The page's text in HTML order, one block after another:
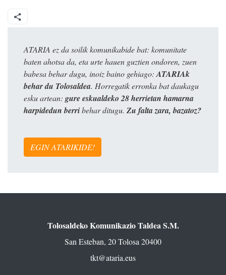
ATARIA ez da soilik komunikabide bat: komunitate
baten ahotsa da, eta urte hauen guztien ondoren, zuen
babesa behar dugu, inoiz baino gehiago:ATARIAk
behar du Tolosaldea. Horregatik erronka bat daukagu
esku artean: gure eskualdeko 28 herrietan hamarna
harpidedun berribehar ditugu. Zu falta zara, bazatoz?
EGIN ATARIKIDE!
Tolosaldeko Komunikazio Taldea S.M.
San Esteban, 20 Tolosa 20400
tkt@ataria.eus